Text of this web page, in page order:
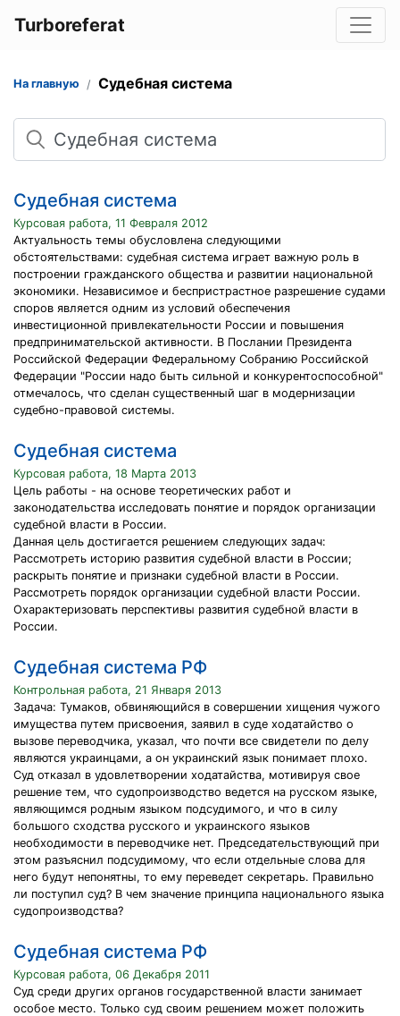
Turboreferat
На главную Судебная система
Поиск
Судебная система
Курсовая работа, 11 Февраля 2012
Актуальность темы обусловлена следующими
обстоятельствами: судебная система играет важную роль в
построении гражданского общества и развитии национальной
экономики. Независимое и беспристрастное разрешение судами
споров является одним из условий обеспечения
инвестиционной привлекательности России и повышения
предпринимательской активности. В Послании Президента
Российской Федерации Федеральному Собранию Российской
Федерации "России надо быть сильной и конкурентоспособной"
отмечалось, что сделан существенный шаг в модернизации
судебно-правовой системы.
Судебная система
Курсовая работа, 18 Марта 2013
Цель работы - на основе теоретических работ и
законодательства исследовать понятие и порядок организации
судебной власти в России.
Данная цель достигается решением следующих задач:
Рассмотреть историю развития судебной власти в России;
раскрыть понятие и признаки судебной власти в России.
Рассмотреть порядок организации судебной власти России.
Охарактеризовать перспективы развития судебной власти в
России.
Судебная система РФ
Контрольная работа, 21 Января 2013
Задача: Тумаков, обвиняющийся в совершении хищения чужого
имущества путем присвоения, заявил в суде ходатайство о
вызове переводчика, указал, что почти все свидетели по делу
являются украинцами, а он украинский язык понимает плохо.
Суд отказал в удовлетворении ходатайства, мотивируя свое
решение тем, что судопроизводство ведется на русском языке,
являющимся родным языком подсудимого, и что в силу
большого сходства русского и украинского языков
необходимости в переводчике нет. Председательствующий при
этом разъяснил подсудимому, что если отдельные слова для
него будут непонятны, то ему переведет секретарь. Правильно
ли поступил суд? В чем значение принципа национального языка
судопроизводства?
Судебная система РФ
Курсовая работа, 06 Декабря 2011
Суд среди других органов государственной власти занимает
особое место. Только суд своим решением может положить